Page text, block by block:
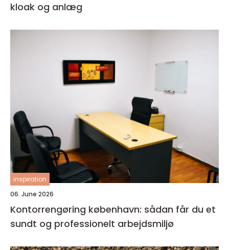
kloak og anlæg
inspiration
06. June 2026
Kontorrengøring københavn: sådan får du et
sundt og professionelt arbejdsmiljø